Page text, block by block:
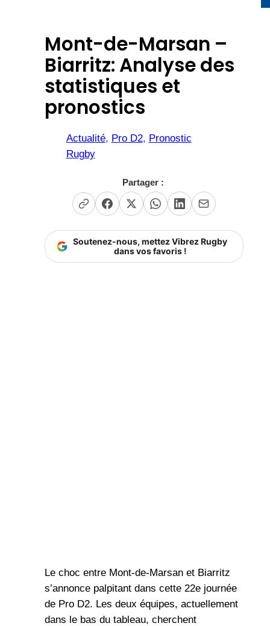
Mont-de-Marsan –
Biarritz: Analyse des
statistiques et
pronostics
Actualité, Pro D2, Pronostic
Rugby
Partager :
Soutenez-nous, mettez Vibrez Rugby
dans vos favoris !
Le choc entre Mont-de-Marsan et Biarritz
s’annonce palpitant dans cette 22e journée
de Pro D2. Les deux équipes, actuellement
dans le bas du tableau, cherchent